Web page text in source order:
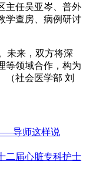
主任吴亚岑、普外
学查房、病例研讨
未来，双方将深
等领域合作，构为
（社会医学部 刘
导师这样说
二届心脏专科护士